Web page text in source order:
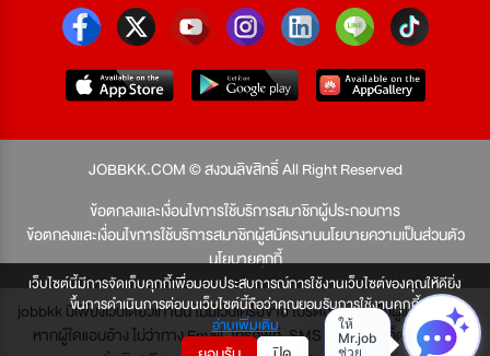
เว็บไซต์นี้มีการจัดเก็บคุกกี้เพื่อมอบประสบการณ์การใช้งานเว็บไซต์ของคุณให้ดียิ่ง
ขึ้นการดำเนินการต่อบนเว็บไซต์นี้ถือว่าคุณยอมรับการใช้งานคุกกี้
อ่านเพิ่มเติม
JOBBKK.COM © สงวนลิขสิทธิ์ All Right Reserved
ข้อตกลงและเงื่อนไขการใช้บริการสมาชิกผู้ประกอบการ
ข้อตกลงและเงื่อนไขการใช้บริการสมาชิกผู้สมัครงานนโยบายความเป็นส่วนตัว
นโยบายคุกกี้
jobbkk มีเพียงเว็บเดียวเท่านั้น ไม่มีเว็บเครือข่าย โปรดอย่าหลงเชื่อผู้แอบอ้าง และ
หากผู้ใดแอบอ้าง ไม่ว่าทาง Email, โทรศัพท์, SMS หรือทางใดก็ตาม จะถูก